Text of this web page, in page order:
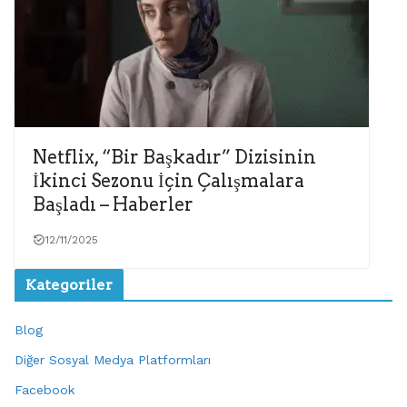
Netflix, “Bir Başkadır” Dizisinin
İkinci Sezonu İçin Çalışmalara
Başladı – Haberler
12/11/2025
Kategoriler
Blog
Diğer Sosyal Medya Platformları
Facebook